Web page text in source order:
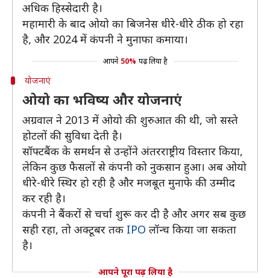
अधिक हिस्सेदारी है।
महामारी के बाद ओयो का बिजनेस धीरे-धीरे ठीक हो रहा
है, और 2024 में कंपनी ने मुनाफा कमाया।
आपने 50% पढ़ लिया है
योजनाएं
ओयो का भविष्य और योजनाएं
अग्रवाल ने 2013 में ओयो की शुरुआत की थी, जो सस्ते
होटलों की सुविधा देती है।
सॉफ्टबैंक के समर्थन से उन्होंने अंतरराष्ट्रीय विस्तार किया,
लेकिन कुछ फैसलों से कंपनी को नुकसान हुआ। अब ओयो
धीरे-धीरे स्थिर हो रही है और मजबूत मुनाफे की उम्मीद
कर रही है।
कंपनी ने बैंकरों से चर्चा शुरू कर दी है और अगर सब कुछ
सही रहा, तो अक्टूबर तक IPO लॉन्च किया जा सकता
है।
आपने पूरा पढ़ लिया है